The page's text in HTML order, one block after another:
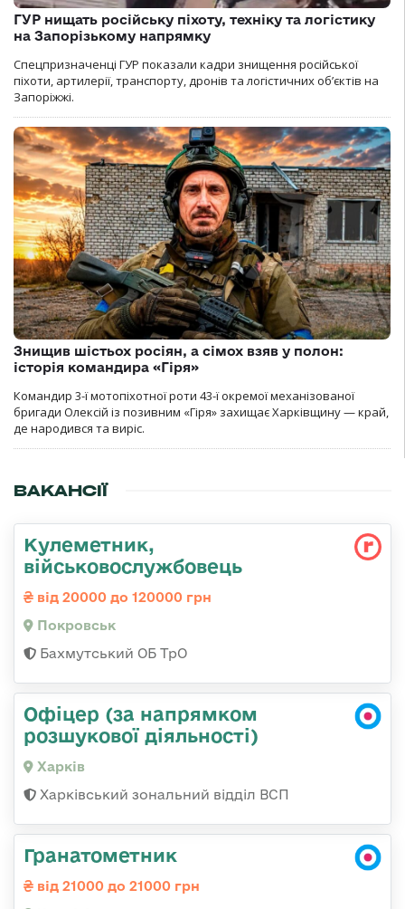
ГУР нищать російську піхоту, техніку та логістику
на Запорізькому напрямку
Спецпризначенці ГУР показали кадри знищення російської
піхоти, артилерії, транспорту, дронів та логістичних об’єктів на
Запоріжжі.
Знищив шістьох росіян, а сімох взяв у полон:
історія командира «Гіря»
Командир 3-ї мотопіхотної роти 43-ї окремої механізованої
бригади Олексій із позивним «Гіря» захищає Харківщину — край,
де народився та виріс.
ВАКАНСІЇ
Кулеметник,
військовослужбовець
від 20000 до 120000 грн
Покровськ
Бахмутський ОБ ТрО
Офіцер (за напрямком
розшукової діяльності)
Харків
Харківський зональний відділ ВСП
Гранатометник
від 21000 до 21000 грн